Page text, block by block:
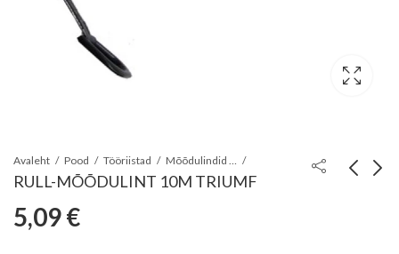
Avaleht Pood Tööriistad
RULL-MÕÕDULINT 10M TRIUMF
5,09€